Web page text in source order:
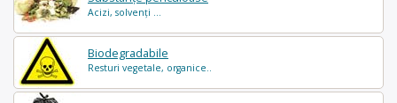
Acizi, solvenți ...
Biodegradabile
Resturi vegetale, organice..